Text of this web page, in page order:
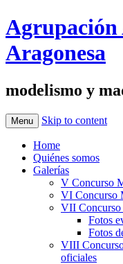
Aragonesa
modelismo y
Menu Skip to content
Home
Quiénes somos
Galerías
V Concurso
VI Concurso
VII Concurso
Fotos
Fotos
VIII
oficiales